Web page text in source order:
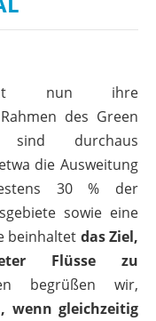
hat nun ihre
des Green
durchaus
die Ausweitung
30 % der
sowie eine
beinhaltet das Ziel,
Flüsse zu
begrüßen wir,
wenn gleichzeitig